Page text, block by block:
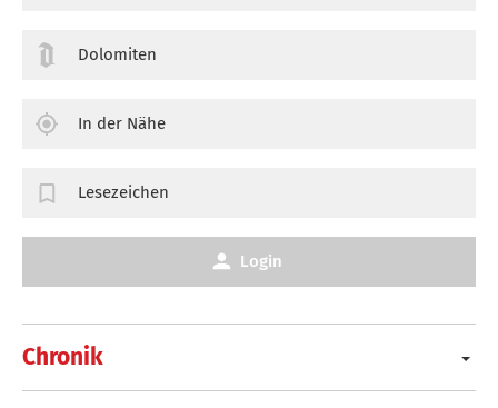
Chronik
Dolomiten
In der Nähe
Lesezeichen
Login